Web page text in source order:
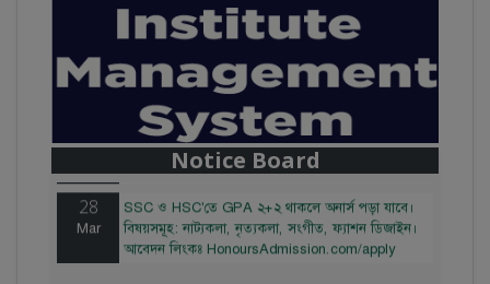
Notice Board
বাজেটের মধ্যে প্রাইভেট ইউনিভার্সিটিতে অনার্স পড়ার
সুযোগ। ২০টির অধিক বিষয়, ৪ বছরে মোট খরচ ২ লক্ষ
থেকে ৫ লক্ষ টাকা। আবেদন লিংকঃ
HonoursAdmission.com/apply
28
Mar
SSC ও HSC'তে GPA ২+২ থাকলে অনার্স পড়া যাবে।
বিষয়সমূহ: নাট্যকলা, নৃত্যকলা, সংগীত, ফ্যাশন ডিজাইন।
আবেদন লিংকঃ HonoursAdmission.com/apply